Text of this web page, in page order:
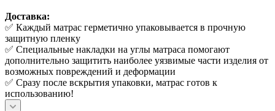
Доставка:
✅ Каждый матрас герметично упаковывается в прочную
защитную пленку
✅ Специальные накладки на углы матраса помогают
дополнительно защитить наиболее уязвимые части изделия от
возможных повреждений и деформации
✅ Сразу после вскрытия упаковки, матрас готов к
использованию!